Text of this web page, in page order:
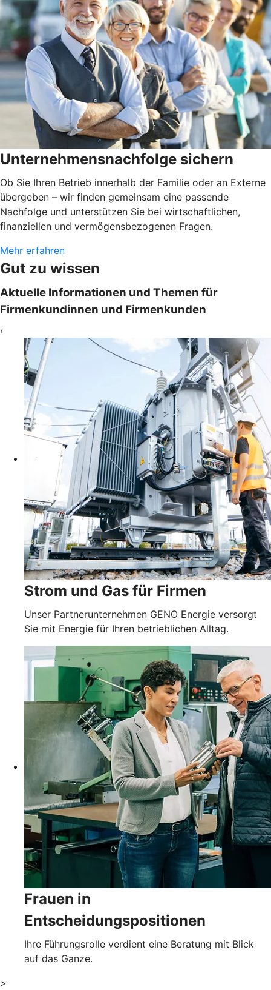
Unternehmensnachfolge sichern
Ob Sie Ihren Betrieb innerhalb der Familie oder an Externe
übergeben – wir finden gemeinsam eine passende
Nachfolge und unterstützen Sie bei wirtschaftlichen,
finanziellen und vermögensbezogenen Fragen.
Mehr erfahren
Gut zu wissen
Aktuelle Informationen und Themen für
Firmenkundinnen und Firmenkunden
‹
Strom und Gas für Firmen
Unser Partnerunternehmen GENO Energie versorgt
Sie mit Energie für Ihren betrieblichen Alltag.
Frauen in
Entscheidungspositionen
Ihre Führungsrolle verdient eine Beratung mit Blick
auf das Ganze.
>